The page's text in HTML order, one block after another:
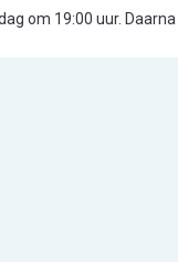
om 19:00 uur.